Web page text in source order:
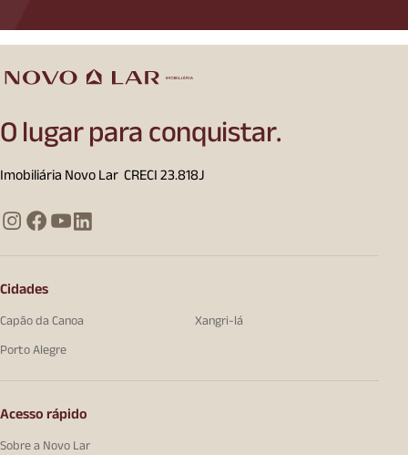
O lugar para conquistar.
Imobiliária Novo Lar CRECI 23.818J
Cidades
Capão da Canoa
Porto Alegre
Xangri-lá
Acesso rápido
Sobre a Novo Lar